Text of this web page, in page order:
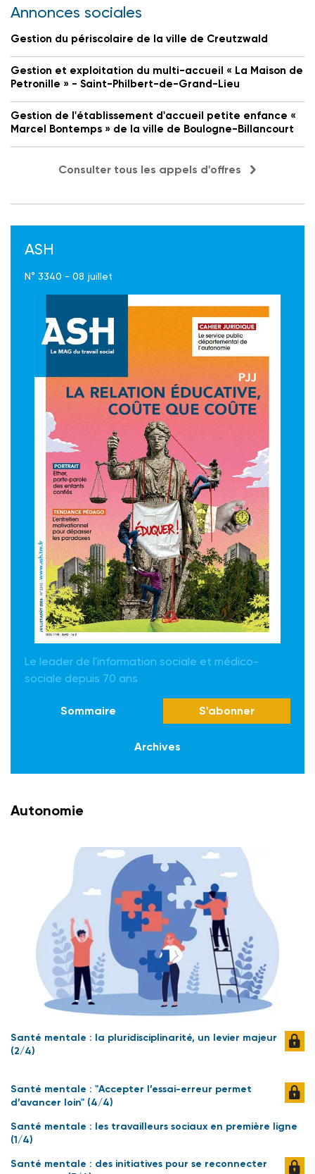
Annonces sociales
Gestion du périscolaire de la ville de Creutzwald
Gestion et exploitation du multi-accueil « La Maison de
Petronille » - Saint-Philbert-de-Grand-Lieu
Gestion de l'établissement d'accueil petite enfance «
Marcel Bontemps » de la ville de Boulogne-Billancourt
Consulter tous les appels d'offres
ASH
N° 3340 - 08 juillet
Le leader de l'information sociale et médico-
sociale depuis 70 ans
Sommaire S'abonner
Archives
Autonomie
Santé mentale : la pluridisciplinarité, un levier majeur
(2/4)
Santé mentale : "Accepter l’essai-erreur permet
d’avancer loin" (4/4)
Santé mentale : les travailleurs sociaux en première ligne
(1/4)
Santé mentale : des initiatives pour se reconnecter